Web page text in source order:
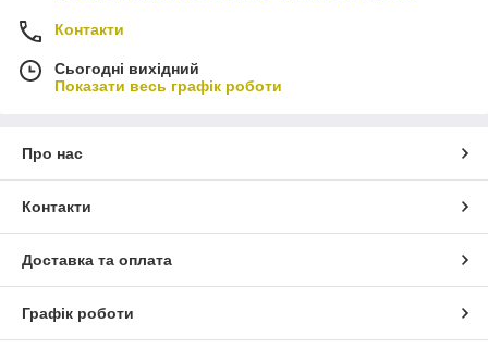
Контакти
Сьогодні вихідний
Показати весь графік роботи
Про нас
Контакти
Доставка та оплата
Графік роботи